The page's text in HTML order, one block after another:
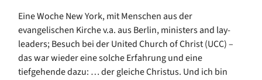
Eine Woche New York, mit Menschen aus der
evangelischen Kirche v.a. aus Berlin, ministers and lay-
leaders; Besuch bei der United Church of Christ (UCC) –
das war wieder eine solche Erfahrung und eine
tiefgehende dazu: … der gleiche Christus. Und ich bin